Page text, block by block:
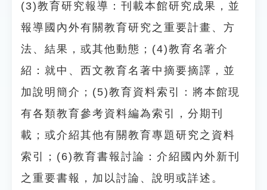
(3)教育研究報導：刊載本館研究成果，並
報導國內外有關教育研究之重要計畫、方
法、結果，或其他動態；(4)教育名著介
紹：就中、西文教育名著中摘要摘譯，並
加說明簡介；(5)教育資料索引：將本館現
有各類教育參考資料編為索引，分期刊
載；或介紹其他有關教育專題研究之資料
索引；(6)教育書報討論：介紹國內外新刊
之重要書報，加以討論、說明或詳述。